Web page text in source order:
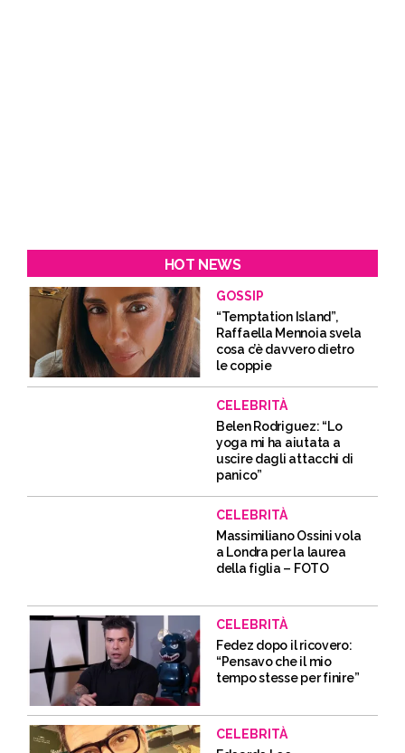
HOT NEWS
GOSSIP
“Temptation Island”,
Raffaella Mennoia svela
cosa c’è davvero dietro
le coppie
CELEBRITÀ
Belen Rodriguez: “Lo
yoga mi ha aiutata a
uscire dagli attacchi di
panico”
CELEBRITÀ
Massimiliano Ossini vola
a Londra per la laurea
della figlia – FOTO
CELEBRITÀ
Fedez dopo il ricovero:
“Pensavo che il mio
tempo stesse per finire”
CELEBRITÀ